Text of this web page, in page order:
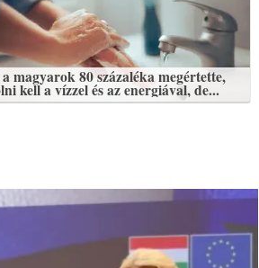
magyarok 80 százaléka megértette,
kell a vízzel és az energiával, de...